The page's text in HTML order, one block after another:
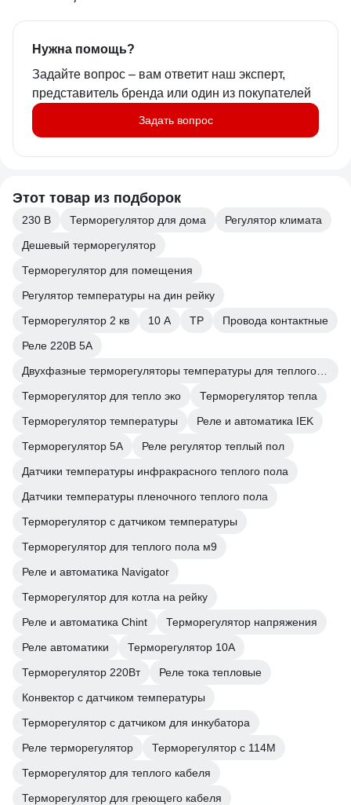
Нужна помощь?
Задайте вопрос – вам ответит наш эксперт,
представитель бренда или один из покупателей
Задать вопрос
Этот товар из подборок
230 В Терморегулятор для дома
Регулятор климата
Дешевый терморегулятор
Терморегулятор для помещения
Регулятор температуры на дин рейку
Терморегулятор 2 кв
10 А ТР
Провода контактные
Реле 220В 5А
Терморегулятор для тепло эко
Терморегулятор тепла
Терморегулятор температуры
Реле и автоматика IEK
Терморегулятор 5А
Реле регулятор теплый пол
Датчики температуры инфракрасного теплого пола
Датчики температуры пленочного теплого пола
Терморегулятор с датчиком температуры
Терморегулятор для теплого пола м9
Реле и автоматика Navigator
Терморегулятор для котла на рейку
Реле и автоматика Chint
Терморегулятор напряжения
Реле автоматики
Терморегулятор 10А
Терморегулятор 220Вт
Реле тока тепловые
Конвектор с датчиком температуры
Терморегулятор с датчиком для инкубатора
Реле терморегулятор
Терморегулятор с 114М
Терморегулятор для теплого кабеля
Терморегулятор для греющего кабеля